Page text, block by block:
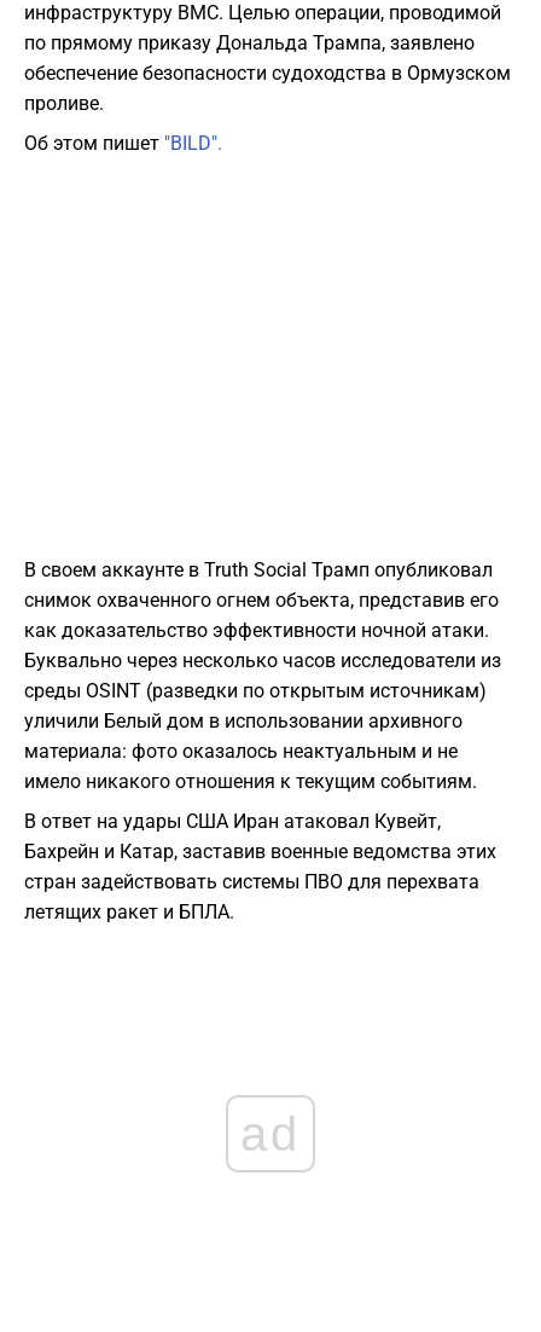
инфраструктуру ВМС. Целью операции, проводимой
по прямому приказу Дональда Трампа, заявлено
обеспечение безопасности судоходства в Ормузском
проливе.
Об этом пишет "BILD".
В своем аккаунте в Truth Social Трамп опубликовал
снимок охваченного огнем объекта, представив его
как доказательство эффективности ночной атаки.
Буквально через несколько часов исследователи из
среды OSINT (разведки по открытым источникам)
уличили Белый дом в использовании архивного
материала: фото оказалось неактуальным и не
имело никакого отношения к текущим событиям.
В ответ на удары США Иран атаковал Кувейт,
Бахрейн и Катар, заставив военные ведомства этих
стран задействовать системы ПВО для перехвата
летящих ракет и БПЛА.
ad